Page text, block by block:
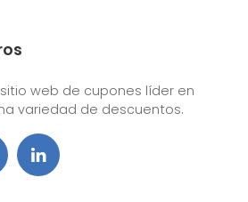
web de cupones líder en
variedad de descuentos.